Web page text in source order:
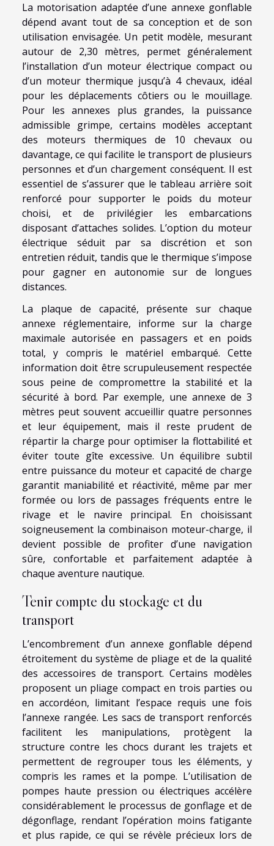
La motorisation adaptée d’une annexe gonflable
dépend avant tout de sa conception et de son
utilisation envisagée. Un petit modèle, mesurant
autour de 2,30 mètres, permet généralement
l’installation d’un moteur électrique compact ou
d’un moteur thermique jusqu’à 4 chevaux, idéal
pour les déplacements côtiers ou le mouillage.
Pour les annexes plus grandes, la puissance
admissible grimpe, certains modèles acceptant
des moteurs thermiques de 10 chevaux ou
davantage, ce qui facilite le transport de plusieurs
personnes et d’un chargement conséquent. Il est
essentiel de s’assurer que le tableau arrière soit
renforcé pour supporter le poids du moteur
choisi, et de privilégier les embarcations
disposant d’attaches solides. L’option du moteur
électrique séduit par sa discrétion et son
entretien réduit, tandis que le thermique s’impose
pour gagner en autonomie sur de longues
distances.
La plaque de capacité, présente sur chaque
annexe réglementaire, informe sur la charge
maximale autorisée en passagers et en poids
total, y compris le matériel embarqué. Cette
information doit être scrupuleusement respectée
sous peine de compromettre la stabilité et la
sécurité à bord. Par exemple, une annexe de 3
mètres peut souvent accueillir quatre personnes
et leur équipement, mais il reste prudent de
répartir la charge pour optimiser la flottabilité et
éviter toute gîte excessive. Un équilibre subtil
entre puissance du moteur et capacité de charge
garantit maniabilité et réactivité, même par mer
formée ou lors de passages fréquents entre le
rivage et le navire principal. En choisissant
soigneusement la combinaison moteur-charge, il
devient possible de profiter d’une navigation
sûre, confortable et parfaitement adaptée à
chaque aventure nautique.
Tenir compte du stockage et du
transport
L’encombrement d’un annexe gonflable dépend
étroitement du système de pliage et de la qualité
des accessoires de transport. Certains modèles
proposent un pliage compact en trois parties ou
en accordéon, limitant l’espace requis une fois
l’annexe rangée. Les sacs de transport renforcés
facilitent les manipulations, protègent la
structure contre les chocs durant les trajets et
permettent de regrouper tous les éléments, y
compris les rames et la pompe. L’utilisation de
pompes haute pression ou électriques accélère
considérablement le processus de gonflage et de
dégonflage, rendant l’opération moins fatigante
et plus rapide, ce qui se révèle précieux lors de